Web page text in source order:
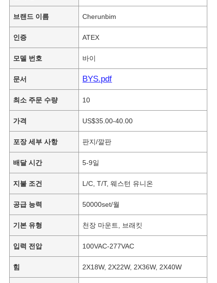
브랜드 이름 Cherunbim
인증 ATEX
모델 번호 바이
문서 BYS.pdf
최소 주문 수량 10
가격 US$35.00-40.00
포장 세부 사항 판지/깔판
배달 시간 5-9일
지불 조건 L/C, T/T, 웨스턴 유니온
공급 능력 50000set/월
기본 유형 천장 마운트, 브래킷
입력 전압 100VAC-277VAC
힘 2X18W, 2X22W, 2X36W, 2X40W